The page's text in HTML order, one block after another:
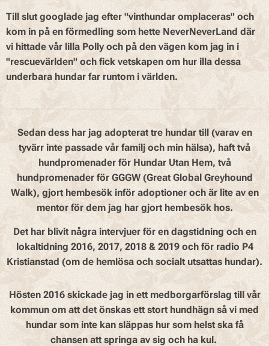
Till slut googlade jag efter "vinthundar omplaceras" och
kom in på en förmedling som hette NeverNeverLand där
vi hittade vår lilla Polly och på den vägen kom jag in i
"rescuevärlden" och fick vetskapen om hur illa dessa
underbara hundar far runtom i världen.
Sedan dess har jag adopterat tre hundar till (varav en
tyvärr inte passade vår familj och min hälsa), haft två
hundpromenader förHundar Utan Hem, två
hundpromenader för GGGW(Great Global Greyhound
Walk), gjort hembesök inför adoptioner och är lite av en
mentor för dem jag har gjort hembesök hos.
Dethar blivit några intervjuer för en dagstidning och en
lokaltidning 2016, 2017, 2018 & 2019 och för radio P4
Kristianstad (om de hemlösa och socialt utsattas hundar).
Hösten 2016 skickade jag in ett medborgarförslag till vår
kommun om att det önskas ett stort hundhägn så vi med
hundar som inte kan släppas hur som helst ska få
chansen att springa av sig och ha kul.